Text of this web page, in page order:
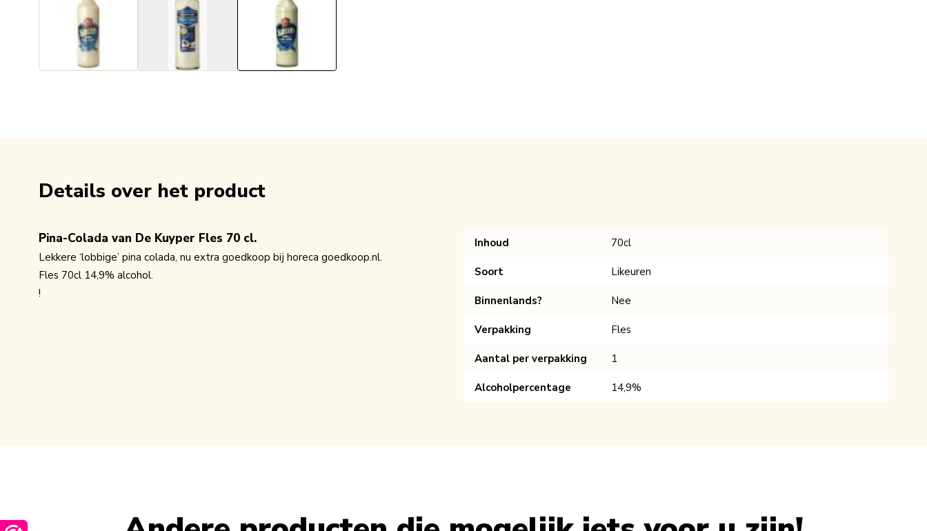
Details over het product
Pina-Colada van De Kuyper Fles 70 cl.
Lekkere ‘lobbige’ pina colada, nu extra goedkoop bij horeca goedkoop.nl.
Fles 70cl 14,9% alcohol.
!
Inhoud 70cl
Soort Likeuren
Binnenlands? Nee
Verpakking Fles
Aantal per verpakking 1
Alcoholpercentage 14,9%